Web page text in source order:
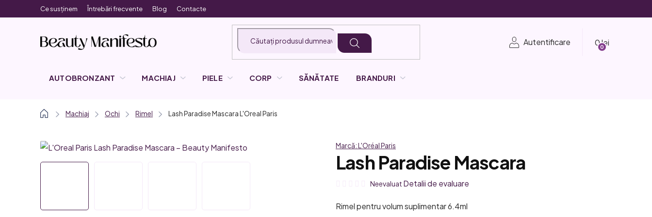
la
Ce susținem Întrebări frecvente Blog Contacte
Autentificare
Coş
de
AUTOBRONZANT MACHIAJ PIELE CORP SĂNĂTATE BRANDURI
AcasăMachiaj Ochi Rimel Lash Paradise MascaraL'Oreal Paris
Marcă:L'Oréal Paris
Lash Paradise Mascara
Evaluarea
a
Neevaluat Detalii de evaluare
Rimel pentru volum suplimentar 6.4ml